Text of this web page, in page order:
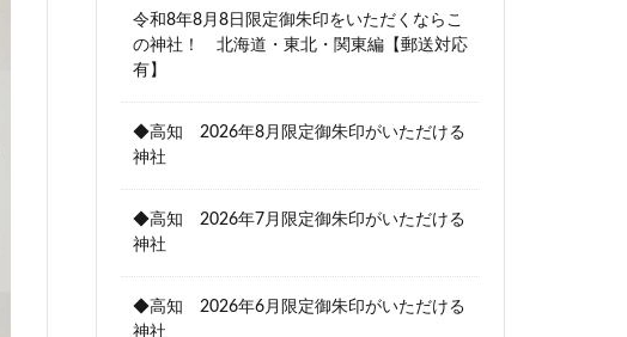
令和8年8月8日限定御朱印をいただくならこ
の神社！ 北海道・東北・関東編【郵送対応
有】
◆高知 2026年8月限定御朱印がいただける
神社
◆高知 2026年7月限定御朱印がいただける
神社
◆高知 2026年6月限定御朱印がいただける
神社